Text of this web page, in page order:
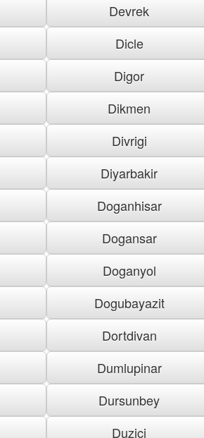
Devrek
Dicle
Digor
Dikmen
Divrigi
Diyarbakir
Doganhisar
Dogansar
Doganyol
Dogubayazit
Dortdivan
Dumlupinar
Dursunbey
Duzici